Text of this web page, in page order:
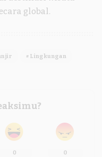
global.
Lingkungan
0 0